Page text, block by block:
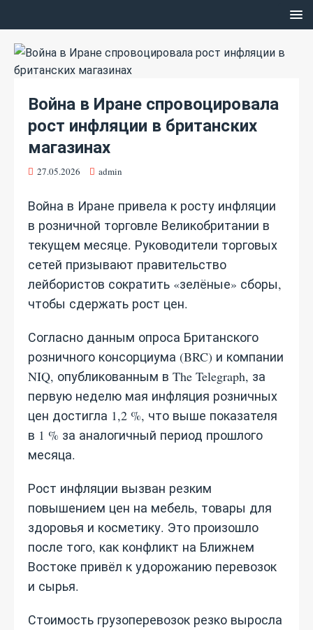
Война в Иране спровоцировала
рост инфляции в британских
магазинах
27.05.2026 admin
Война в Иране привела к росту инфляции
в розничной торговле Великобритании в
текущем месяце. Руководители торговых
сетей призывают правительство
лейбористов сократить «зелёные» сборы,
чтобы сдержать рост цен.
Согласно данным опроса Британского
розничного консорциума (BRC) и компании
NIQ, опубликованным в The Telegraph, за
первую неделю мая инфляция розничных
цен достигла 1,2 %, что выше показателя
в 1 % за аналогичный период прошлого
месяца.
Рост инфляции вызван резким
повышением цен на мебель, товары для
здоровья и косметику. Это произошло
после того, как конфликт на Ближнем
Востоке привёл к удорожанию перевозок
и сырья.
Стоимость грузоперевозок резко выросла